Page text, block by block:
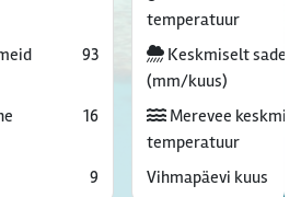
93
16
9
temperatuur
Keskmiselt
(mm/kuus)
Merevee
temperatuur
Vihmapäevi kuus